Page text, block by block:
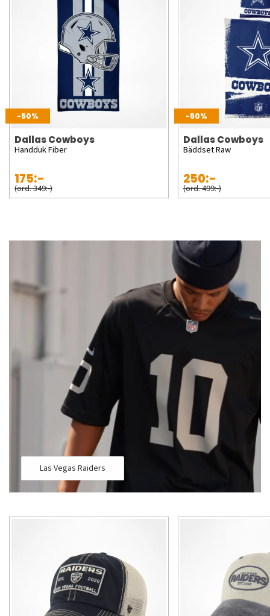
-50%
Dallas Cowboys
Handduk Fiber
175:-
(ord. 349:-)
-50%
Dallas Cowboys
Bäddset Raw
250:-
(ord. 499:-)
Las Vegas Raiders